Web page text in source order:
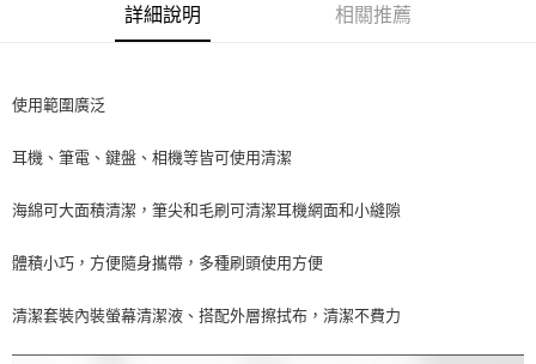
每筆NT$65，滿NT$690(含以上)免運費
7-11取貨付款
每筆NT$65，滿NT$690(含以上)免運費
每筆NT$65，滿NT$690(含以上)免運費
宅配
每筆NT$100，滿NT$990(含以上)免運費
詳細說明 相關推薦
使用範圍廣泛
耳機、筆電、鍵盤、相機等皆可使用清潔
海綿可大面積清潔，筆尖和毛刷可清潔耳機網面和小縫隙
體積小巧，方便隨身攜帶，多種刷頭使用方便
清潔套裝內裝螢幕清潔液、搭配外層擦拭布，清潔不費力